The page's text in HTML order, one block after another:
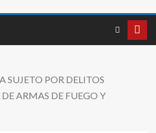
SUJETO POR DELITOS
ARMAS DE FUEGO Y